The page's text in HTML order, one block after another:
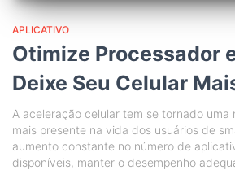
APLICATIVO
Otimize Processador
Deixe Seu Celular
A aceleração celular tem se tornado
mais presente na vida dos usuários de
aumento constante no número de
disponíveis, manter o desempenho